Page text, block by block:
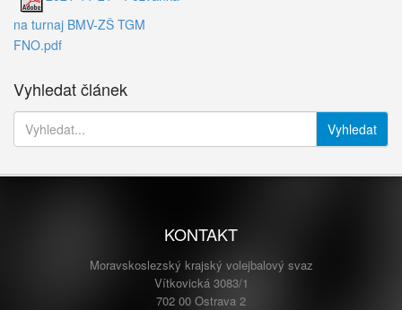
na turnaj BMV-ZŠ TGM
FNO.pdf
Vyhledat článek
Vyhledat
KONTAKT
Moravskoslezský krajský volejbalový svaz
Vítkovická 3083/1
702 00 Ostrava 2